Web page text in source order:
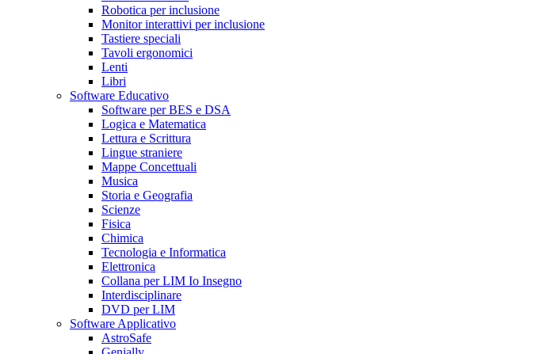
Robotica per inclusione
Monitor interattivi per inclusione
Tastiere speciali
Tavoli ergonomici
Lenti
Libri
Software Educativo
Software per BES e DSA
Logica e Matematica
Lettura e Scrittura
Lingue straniere
Mappe Concettuali
Musica
Storia e Geografia
Scienze
Fisica
Chimica
Tecnologia e Informatica
Elettronica
Collana per LIM Io Insegno
Interdisciplinare
DVD per LIM
Software Applicativo
AstroSafe